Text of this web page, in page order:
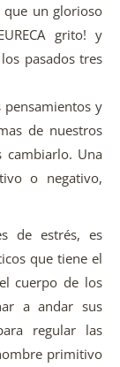
que un glorioso
grito! y
pasados tres
pensamientos y
de nuestros
cambiarlo. Una
o negativo,
de estrés, es
que tiene el
cuerpo de los
a andar sus
regular las
primitivo